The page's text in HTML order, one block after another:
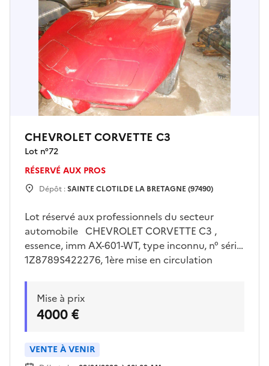
CHEVROLET CORVETTE C3
Lot n°72
RÉSERVÉ AUX PROS
Dépôt :SAINTE CLOTILDE LA BRETAGNE (97490)
Lot réservé aux professionnels du secteur
automobile CHEVROLET CORVETTE C3 ,
essence, imm AX-601-WT, type inconnu, n° série
1Z8789S422276, 1ère mise en circulation
classé en véhicule de collection . Dernier km
connu 91516 km sur le contrôle technique du
15/02/2019. Visites sur place uniquement le
jeudi 30/07/2026 de 13h00 à 15h00 sur rendez
vous pris avec Mr LE FLOC’H sur
Mise à prix
4000 €
VENTE À VENIR